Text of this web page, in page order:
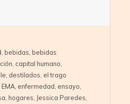
bebidas bebidas
capital humano
destilados el trago
EMA enfermedad ensayo
hogares Jessica Paredes